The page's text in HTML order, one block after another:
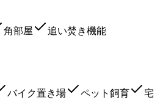
角部屋 追い焚き機能
バイク置き場 ペット飼育
宅